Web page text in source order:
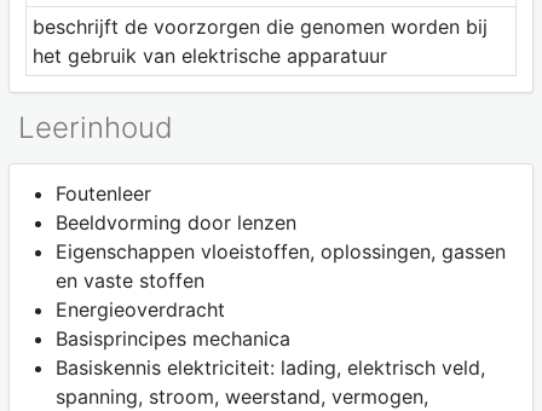
beschrijft de voorzorgen die genomen worden bij
het gebruik van elektrische apparatuur
Leerinhoud
Foutenleer
Beeldvorming door lenzen
Eigenschappen vloeistoffen, oplossingen, gassen
en vaste stoffen
Energieoverdracht
Basisprincipes mechanica
Basiskennis elektriciteit: lading, elektrisch veld,
spanning, stroom, weerstand, vermogen,